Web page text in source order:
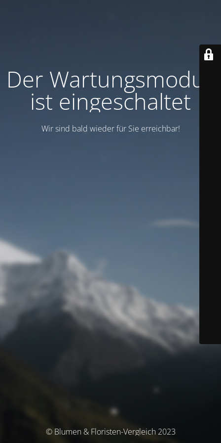
Der Wartungsmodus
ist eingeschaltet
Wir sind bald wieder für Sie erreichbar!
© Blumen & Floristen-Vergleich 2023